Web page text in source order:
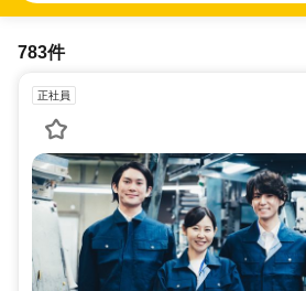
783件
正社員